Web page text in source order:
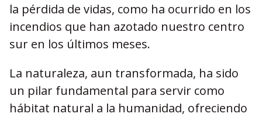
la pérdida de vidas, como ha ocurrido en los
incendios que han azotado nuestro centro
sur en los últimos meses.
La naturaleza, aun transformada, ha sido
un pilar fundamental para servir como
hábitat natural a la humanidad, ofreciendo